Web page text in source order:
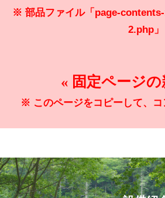
※ 部品ファイル「page-
2.php」
« 固定ページの
※ このページをコピーして、